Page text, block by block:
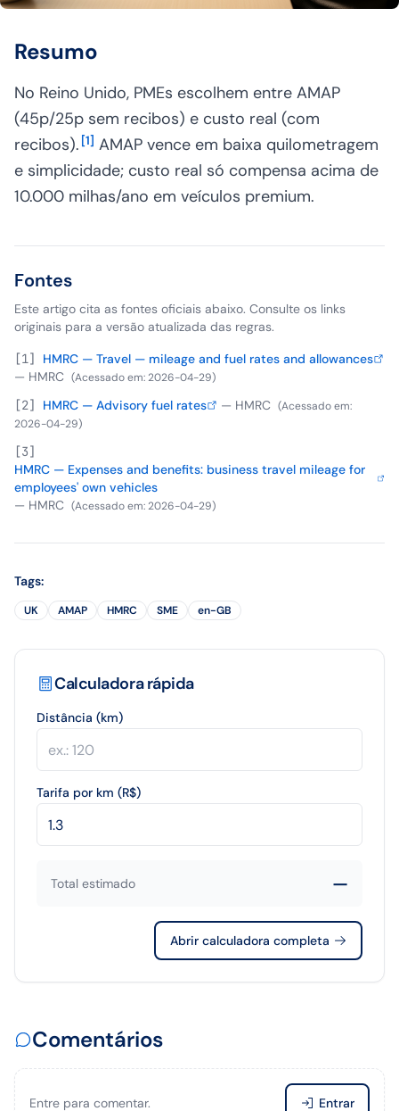
Resumo
No Reino Unido, PMEs escolhem entre AMAP
(45p/25p sem recibos) e custo real (com
recibos). [1] AMAP vence em baixa quilometragem
e simplicidade; custo real só compensa acima de
10.000 milhas/ano em veículos premium.
Fontes
Este artigo cita as fontes oficiais abaixo. Consulte os links
originais para a versão atualizada das regras.
[1]
HMRC — Travel — mileage and fuel rates and allowances
— HMRC (Acessado em:2026-04-29)
[2] HMRC — Advisory fuel rates — HMRC (Acessado em:
2026-04-29)
[3]
HMRC — Expenses and benefits: business travel mileage for
employees' own vehicles
— HMRC (Acessado em:2026-04-29)
Tags:
UK AMAP HMRC SME en-GB
Calculadora rápida
Distância (km)
Tarifa por km (R$)
Total estimado —
Abrir calculadora completa
Comentários
Entre para comentar. Entrar